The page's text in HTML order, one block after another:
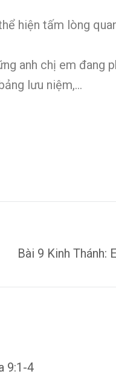
hiện tấm lòng
anh chị em đang
lưu niệm,…
Bài 9 Kinh Thánh:
9:1-4